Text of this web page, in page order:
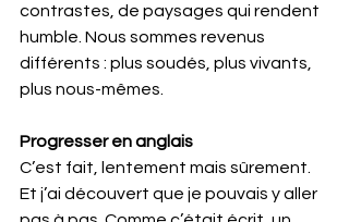
contrastes, de paysages qui rendent
humble. Nous sommes revenus
différents : plus soudés, plus vivants,
plus nous-mêmes.
Progresser en anglais
C’est fait, lentement mais sûrement.
Et j’ai découvert que je pouvais y aller